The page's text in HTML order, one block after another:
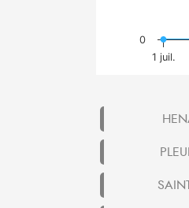
1 juil.
0